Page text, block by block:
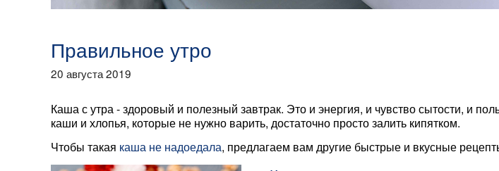
Правильное утро
20 августа 2019
Каша с утра - здоровый и полезный завтрак. Это и энергия, и чувство сытости, и
каши и хлопья, которые не нужно варить, достаточно просто залить кипятком.
Чтобы такая каша не надоедала, предлагаем вам другие быстрые и вкусные